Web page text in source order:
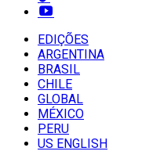
EDIÇÕES
ARGENTINA
BRASIL
CHILE
GLOBAL
MÉXICO
PERU
US ENGLISH